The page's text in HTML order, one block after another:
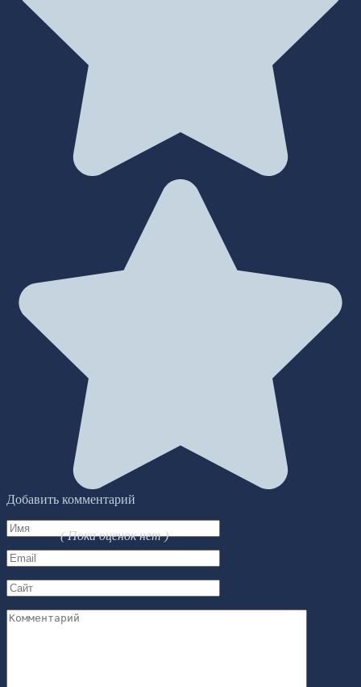
( Пока оценок нет )
Добавить комментарий
Имя
*
Email
*
Сайт
Комментарий